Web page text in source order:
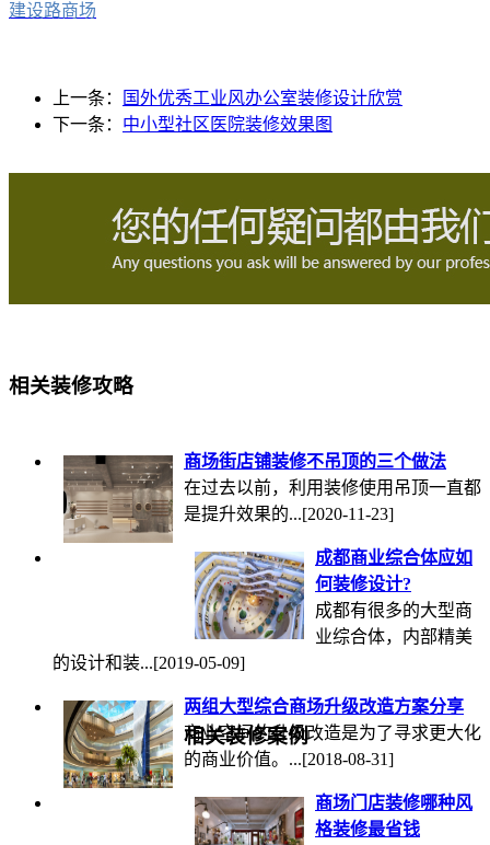
建设路商场
上一条：
国外优秀工业风办公室装修设计欣赏
下一条： 中小型社区医院装修效果图
相关装修攻略
商场街店铺装修不吊顶的三个做法
在过去以前，利用装修使用吊顶一直都
是提升效果的...[2020-11-23]
成都商业综合体应如
何装修设计?
成都有很多的大型商
业综合体，内部精美
的设计和装...[2019-05-09]
两组大型综合商场升级改造方案分享
商业空间的升级改造是为了寻求更大化
的商业价值。...[2018-08-31]
商场门店装修哪种风
格装修最省钱
相关装修案例